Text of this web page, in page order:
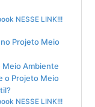
NESSE LINK!!!
Projeto Meio
Meio Ambiente
o Projeto Meio
NESSE LINK!!!